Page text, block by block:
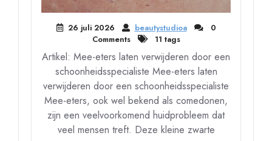
26 juli 2026 beautystudioa
0
Comments
11 tags
Artikel: Mee-eters laten verwijderen door een
schoonheidsspecialiste Mee-eters laten
verwijderen door een schoonheidsspecialiste
Mee-eters, ook wel bekend als comedonen,
zijn een veelvoorkomend huidprobleem dat
veel mensen treft. Deze kleine zwarte